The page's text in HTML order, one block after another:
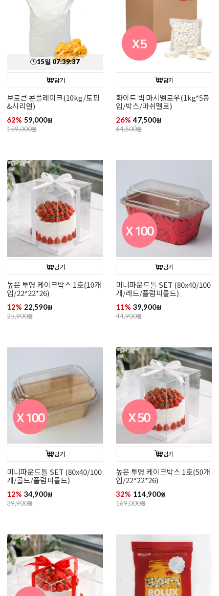
15일 07:39:35
담기
브로큰 콘플레이크(10kg/토핑
&시리얼)
62% 59,000원
159,000원
담기
화이트 빅 마시멜로우(1kg*5봉
입/박스/마쉬멜로)
26% 47,500원
64,500원
담기
높은 투명 케이크박스 1호(10개
입/22*22*26)
12% 22,590원
25,900원
담기
미니파운드틀 SET (80x40/100
개/레드/플럼피몰드)
11% 39,900원
44,900원
담기
미니파운드틀 SET (80x40/100
개/골드/플럼피몰드)
12% 34,900원
39,900원
담기
높은 투명 케이크박스 1호(50개
입/22*22*26)
32% 114,900원
169,000원